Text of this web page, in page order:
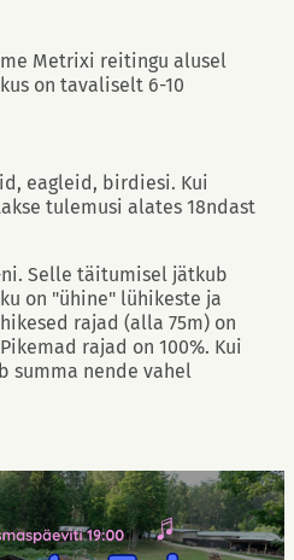
Metrixi reitingu alusel
on tavaliselt 6-10
eagleid, birdiesi. Kui
tulemusi alates 18ndast
ni. Selle täitumisel jätkub
on "ühine" lühikeste ja
rajad (alla 75m) on
rajad on 100%. Kui
summa nende vahel